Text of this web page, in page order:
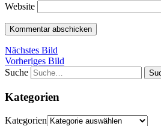
Website
Nächstes Bild
Vorheriges Bild
Suche
Kategorien
Kategorien